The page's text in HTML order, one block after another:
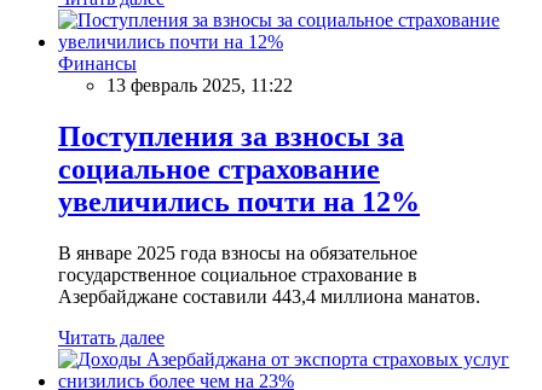
Финансы
13 февраль 2025, 11:22
Поступления за взносы за
социальное страхование
увеличились почти на 12%
В январе 2025 года взносы на обязательное
государственное социальное страхование в
Азербайджане составили 443,4 миллиона манатов.
Читать далее